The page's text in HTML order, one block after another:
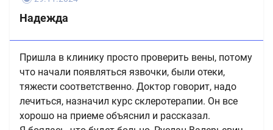
Надежда
Пришла в клинику просто проверить вены, потому
что начали появляться язвочки, были отеки,
тяжести соответственно. Доктор говорит, надо
лечиться, назначил курс склеротерапии. Он все
хорошо на приеме объяснил и рассказал.